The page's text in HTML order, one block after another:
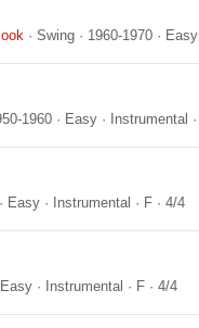
· Swing · 1960-1970 · Easy
1960 · Easy · Instrumental
· Easy · Instrumental · F · 4/4
Easy · Instrumental · F · 4/4